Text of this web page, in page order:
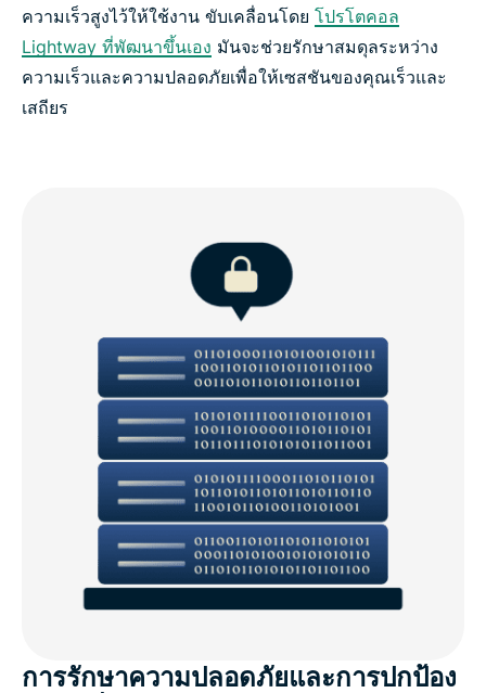
ความเร็วสูงไว้ให้ใช้งาน ขับเคลื่อนโดย โปรโตคอล
Lightway ที่พัฒนาขึ้นเอง มันจะช่วยรักษาสมดุลระหว่าง
ความเร็วและความปลอดภัยเพื่อให้เซสชันของคุณเร็วและ
เสถียร
การรักษาความปลอดภัยและการปกป้อง